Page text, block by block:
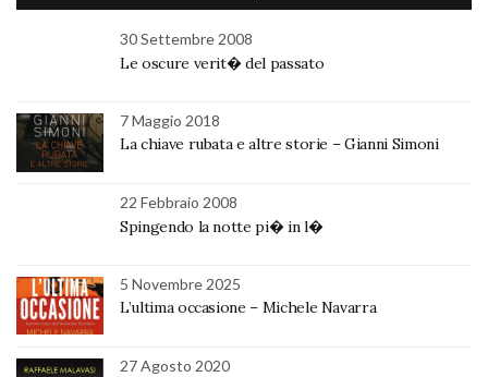
30 Settembre 2008
Le oscure verit� del passato
7 Maggio 2018
La chiave rubata e altre storie – Gianni Simoni
22 Febbraio 2008
Spingendo la notte pi� in l�
5 Novembre 2025
L’ultima occasione – Michele Navarra
27 Agosto 2020